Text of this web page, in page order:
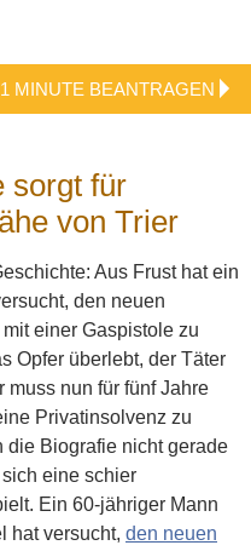
MINUTE BEANTRAGEN
sorgt für
von Trier
Aus Frust hat ein
den neuen
einer Gaspistole zu
Opfer überlebt, der Täter
nun für fünf Jahre
Privatinsolvenz zu
die Biografie nicht gerade
sich eine schier
Ein 60-jähriger Mann
hat versucht, den neuen